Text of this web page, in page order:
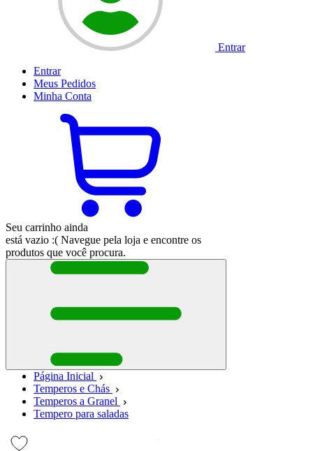
Entrar
Entrar
Meus Pedidos
Minha Conta
Seu carrinho ainda
está vazio :( Navegue pela loja e encontre os
produtos que você procura.
Página Inicial
Temperos e Chás
Temperos a Granel
Tempero para saladas